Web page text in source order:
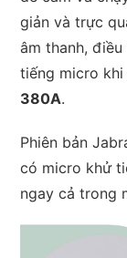
giản và trực
âm thanh,
tiếng micro
380A.
Phiên bản
có micro khử
ngay cả trong